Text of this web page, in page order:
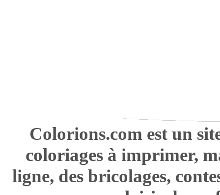
Colorions.com est un
coloriages à imprimer,
ligne, des bricolages,